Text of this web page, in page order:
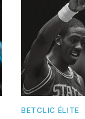
BETCLIC ÉLITE